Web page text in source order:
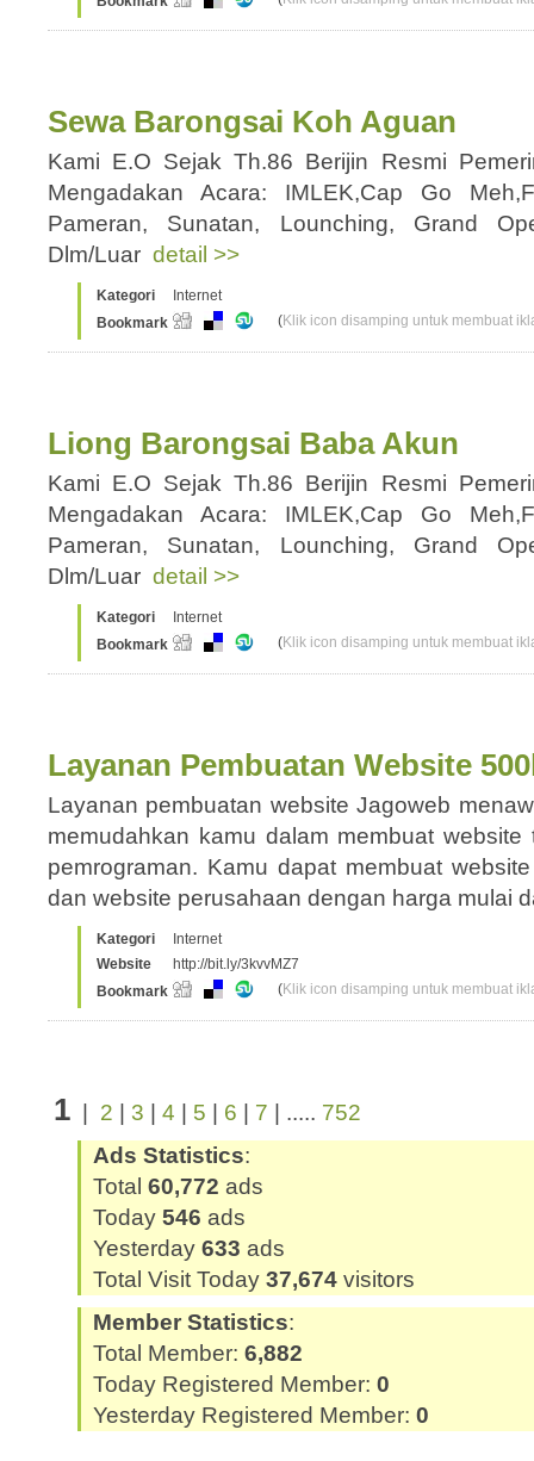
Sewa Barongsai Koh Aguan
Kami E.O Sejak Th.86 Berijin Resmi
Mengadakan Acara: IMLEK,Cap Go
Pameran, Sunatan, Lounching, Grand
Dlm/Luar detail >>
Kategori
Internet
Bookmark
(Klik icon disamping untuk membuat
Liong Barongsai Baba Akun
Kami E.O Sejak Th.86 Berijin Resmi
Mengadakan Acara: IMLEK,Cap Go
Pameran, Sunatan, Lounching, Grand
Dlm/Luar detail >>
Kategori
Internet
Bookmark
(Klik icon disamping untuk membuat
Layanan Pembuatan Website
Layanan pembuatan website Jagoweb
memudahkan kamu dalam membuat
pemrograman. Kamu dapat membuat
dan website perusahaan dengan harga mulai
Kategori
Internet
Website
http://bit.ly/3kvvMZ7
Bookmark
(Klik icon disamping untuk membuat
1 2 3 4 5 6 7 | ..... 752
Ads Statistics:
Total 60,772 ads
Today 546 ads
Yesterday 633 ads
Total Visit Today 37,674 visitors
Member Statistics:
Total Member: 6,882
Today Registered Member: 0
Yesterday Registered Member: 0